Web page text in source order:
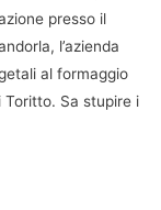
presso il
l’azienda
al formaggio
Toritto. Sa stupire i